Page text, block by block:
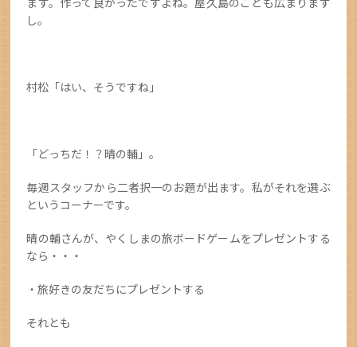
し。
村松「はい、そうですね」
「どっちだ！？晴の輔」。
毎週スタッフから二者択一のお題が出ます。私がそれを選ぶ
というコーナーです。
晴の輔さんが、やくしまの旅ボードゲームをプレゼントする
なら・・・
・旅好きの友だちにプレゼントする
それとも